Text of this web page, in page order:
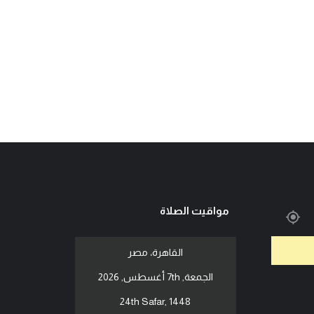
مواقيت الصلاة
القاهرة، مصر
الجمعة, 7th أغسطس, 2026
24th Safar, 1448